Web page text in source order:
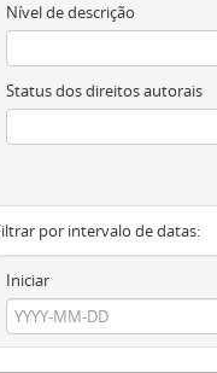
Nível de descrição
Status dos direitos autorais
por intervalo de datas:
Iniciar